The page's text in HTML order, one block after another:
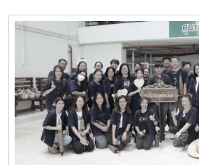
ศาสตราจารย์สาขาวิชาวิศวกรรมเครื่องก
ด้านการพัฒนานักวิจัยรุ่นใหม่ จาก Mie
ญี่ปุ่น ในโอกาสเดินทางมาเยี่ยมชมคณะฯ
ร่วมมือทางวิชาการ ณ คณะวิศวกรรมแล
มหาวิทยาลัยแม่โจ้ในการนี้ ได้มีการนำเส
มหาวิทยาลัยและคณะฯ พร้อมแลกเปลี่ยน
ร่วมมือด้านวิชาการ การวิจัย และการแลก
ปริญญาตรีและบัณฑิตศึกษา ระหว่างสอง
Ken’ichi Yano ได้นำเสนอผลงานวิจัยใ